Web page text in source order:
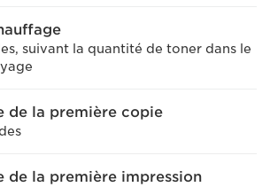
suivant la quantité de toner dans le
de la première copie
de la première impression